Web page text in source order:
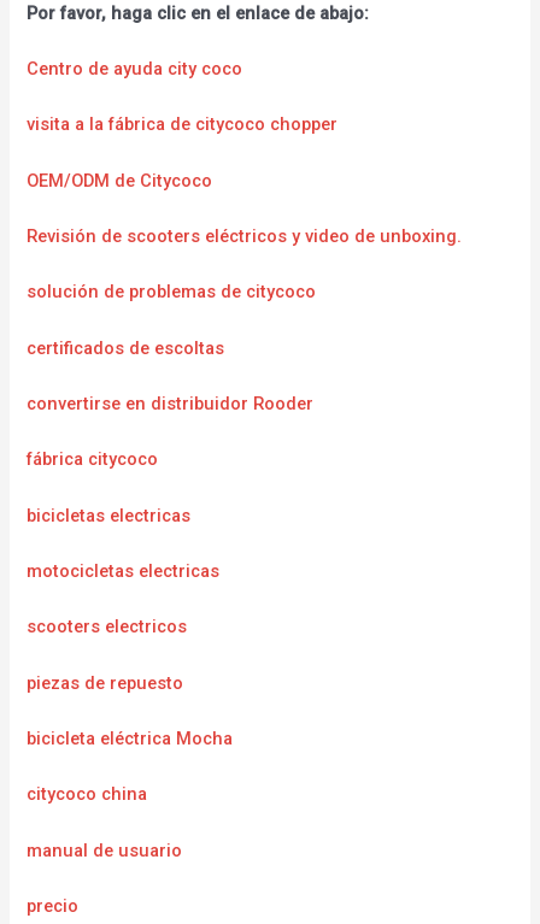
Por favor, haga clic en el enlace de abajo:
Centro de ayuda city coco
visita a la fábrica de citycoco chopper
OEM/ODM de Citycoco
Revisión de scooters eléctricos y video de unboxing.
solución de problemas de citycoco
certificados de escoltas
convertirse en distribuidor Rooder
fábrica citycoco
bicicletas electricas
motocicletas electricas
scooters electricos
piezas de repuesto
bicicleta eléctrica Mocha
citycoco china
manual de usuario
precio